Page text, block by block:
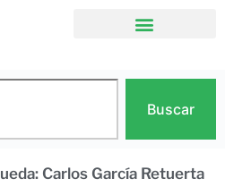
Buscar
Carlos García Retuerta